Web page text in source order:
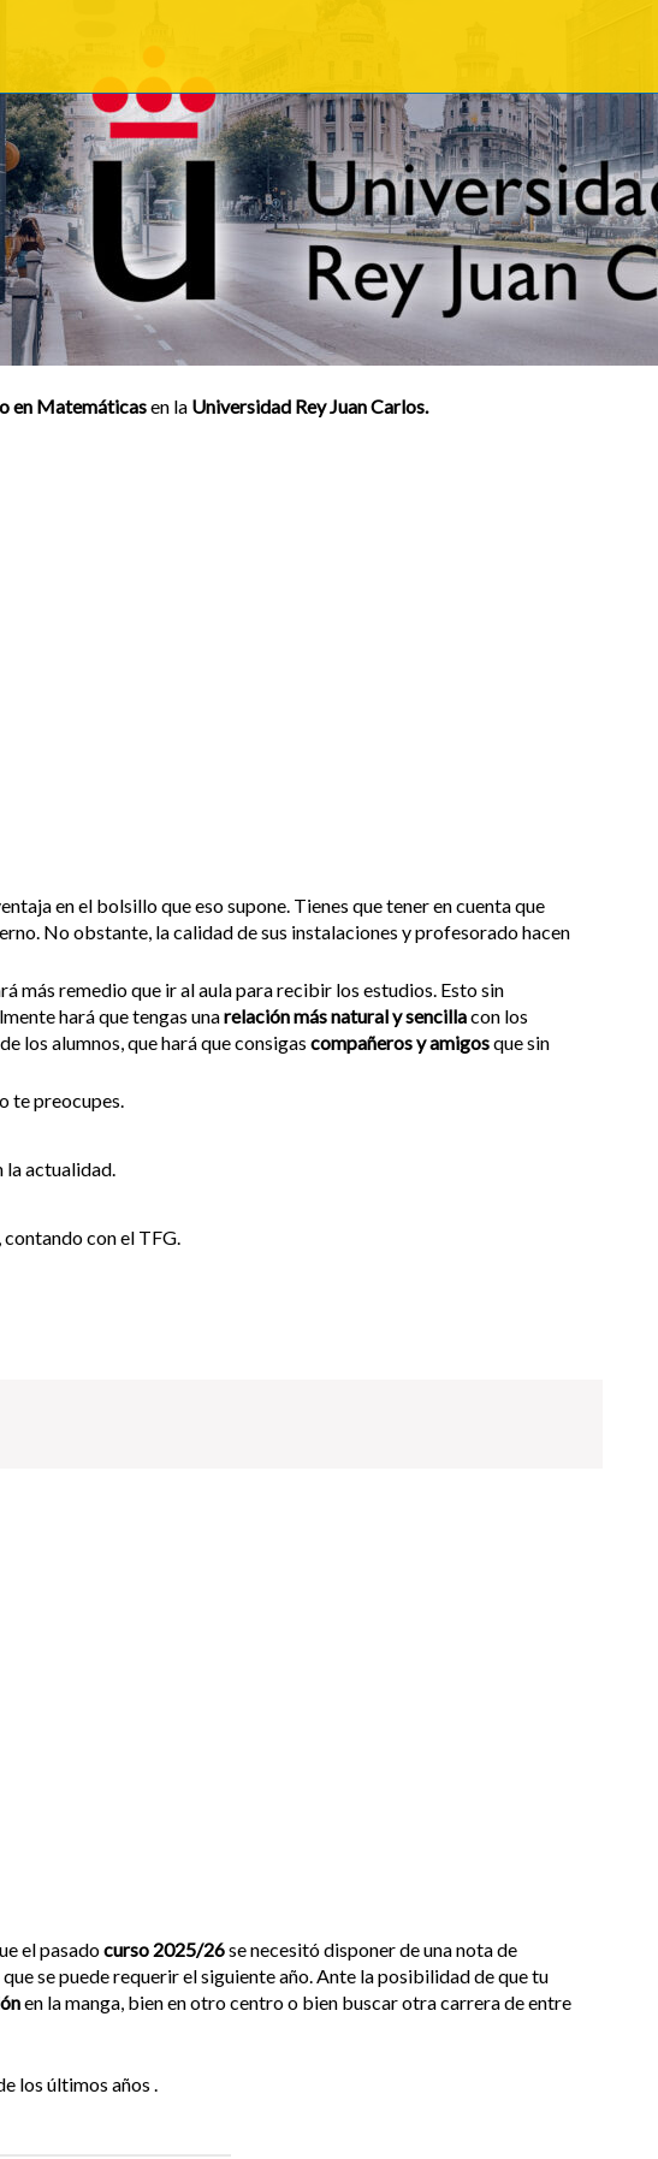
en Matemáticasen la Universidad Rey Juan Carlos.
en el bolsillo que eso supone. Tienes que tener en cuenta que
No obstante, la calidad de sus instalaciones y profesorado hacen
más remedio que ir al aula para recibir los estudios. Esto sin
hará que tengas unarelación más natural y sencillacon los
los alumnos, que hará que consigas compañeros y amigosque sin
te preocupes.
la actualidad.
, contando con el TFG.
el pasadocurso 2025/26se necesitó disponer de una nota de
se puede requerir el siguiente año. Ante la posibilidad de que tu
en la manga, bien en otro centro o bien buscar otra carrera de entre
los últimos años .